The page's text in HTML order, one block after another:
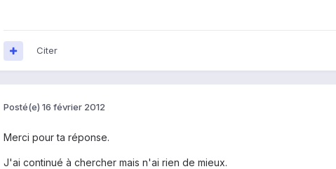
Citer
Posté(e) 16 février 2012
Merci pour ta réponse.
J'ai continué à chercher mais n'ai rien de mieux.